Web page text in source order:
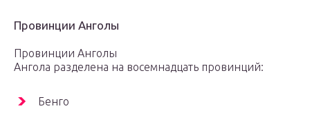
Провинции Анголы
Провинции Анголы
Ангола разделена на восемнадцать провинций:
Бенго